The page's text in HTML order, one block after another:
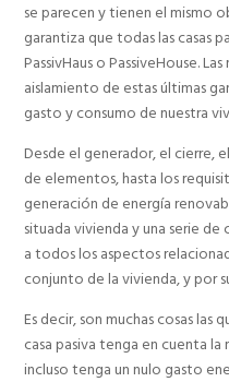
se parecen y tienen el mismo
garantiza que todas las casas
PassivHaus o PassiveHouse.
aislamiento de estas últimas
gasto y consumo de nuestra
Desde el generador, el cierre,
de elementos, hasta los
generación de energía
situada vivienda y una serie
a todos los aspectos
conjunto de la vivienda, y por
Es decir, son muchas cosas las
casa pasiva tenga en cuenta
incluso tenga un nulo gasto